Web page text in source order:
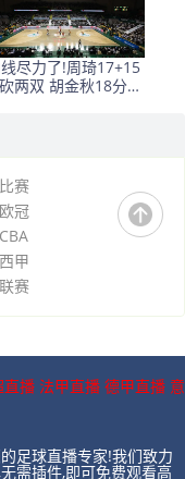
尽力了!周琦17+15
两双 胡金秋18分展
比赛
欧冠
CBA
西甲
联赛
直播 法甲直播 德甲直播 意
足球直播专家!我们致力
需插件,即可免费观看高